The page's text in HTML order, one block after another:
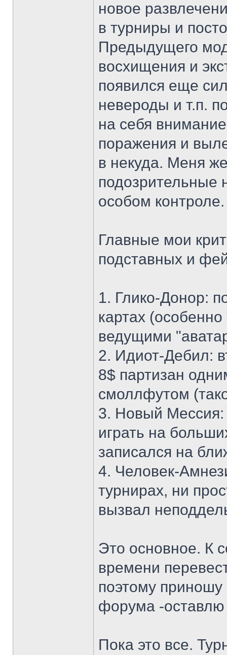
новое
в турниры и
Предыдущего
восхищения и
появился еще
невероды и т.п.
на себя
поражения и
в некуда. Меня
подозрительные
особом контроле.
Главные мои
подставных и
1. Глико-Донор:
картах
ведущими
2. Идиот-Дебил:
8$ партизан
смоллфутом
3. Новый Мессия:
играть на
записался на
4. Человек-
турнирах, ни
вызвал
Это основное. К
времени
поэтому приношу
форума -оставлю
Пока это все.